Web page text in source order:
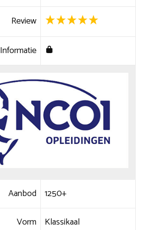
Review
Informatie
Aanbod 1250+
Vorm Klassikaal